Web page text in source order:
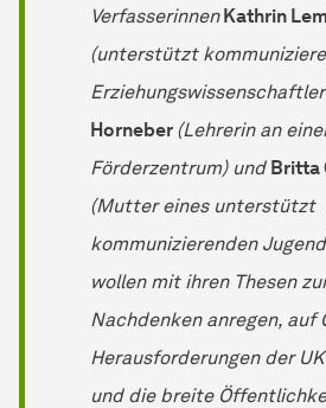
VerfasserinnenKathrin
(unterstützt
Horneber (Lehrerin an
Förderzentrum) und Britta
(Mutter eines unterstützt
kommunizierenden
wollen mit ihren Thesen
Nachdenken anregen, auf
Herausforderungen der
und die breite